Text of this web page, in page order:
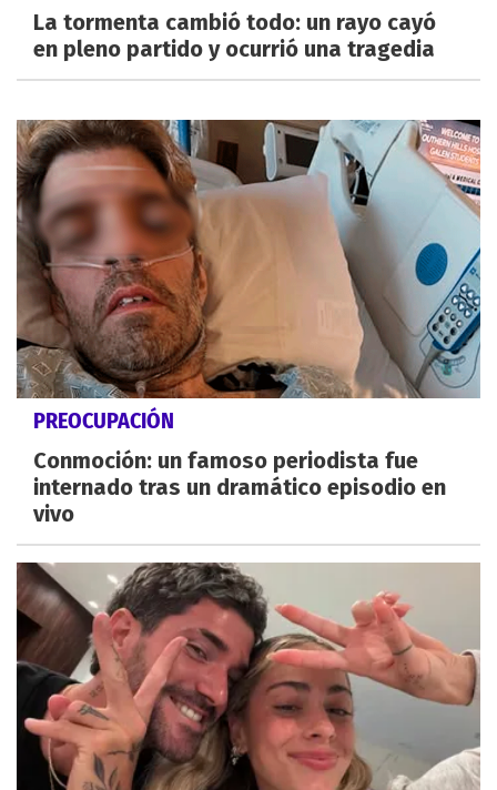
La tormenta cambió todo: un rayo cayó
en pleno partido y ocurrió una tragedia
PREOCUPACIÓN
Conmoción: un famoso periodista fue
internado tras un dramático episodio en
vivo